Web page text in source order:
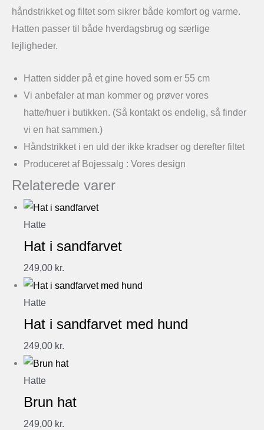
håndstrikket og filtet som sikrer både komfort og varme.
Hatten passer til både hverdagsbrug og særlige
lejligheder.
Hatten sidder på et gine hoved som er 55 cm
Vi anbefaler at man kommer og prøver vores
hatte/huer i butikken. (Så kontakt os endelig, så finder
vi en hat sammen.)
Håndstrikket i en uld der ikke kradser og derefter filtet
Produceret af Bojessalg : Vores design
Relaterede varer
Hatte
Hat i sandfarvet
249,00 kr.
Hatte
Hat i sandfarvet med hund
249,00 kr.
Hatte
Brun hat
249,00 kr.